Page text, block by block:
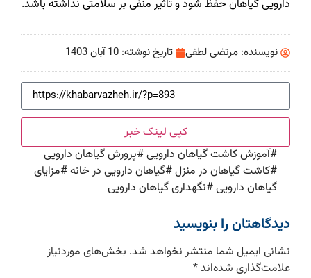
دارویی گیاهان حفظ شود و تاثیر منفی بر سلامتی نداشته باشد.
نویسنده:مرتضی لطفی تاریخ نوشته:10 آبان 1403
کپی لینک خبر
آموزش کاشت گیاهان دارویی#پرورش گیاهان دارویی
کاشت گیاهان در منزل#گیاهان دارویی در خانه#مزایای
گیاهان دارویی#نگهداری گیاهان دارویی
دیدگاهتان را بنویسید
نشانی ایمیل شما منتشر نخواهد شد.بخش‌های موردنیاز
علامت‌گذاری شده‌اند*